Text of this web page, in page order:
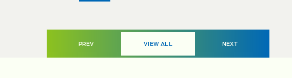
PREV VIEW ALL NEXT